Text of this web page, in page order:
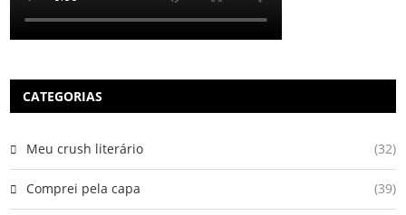
CATEGORIAS
Meu crush literário (32)
Comprei pela capa (39)